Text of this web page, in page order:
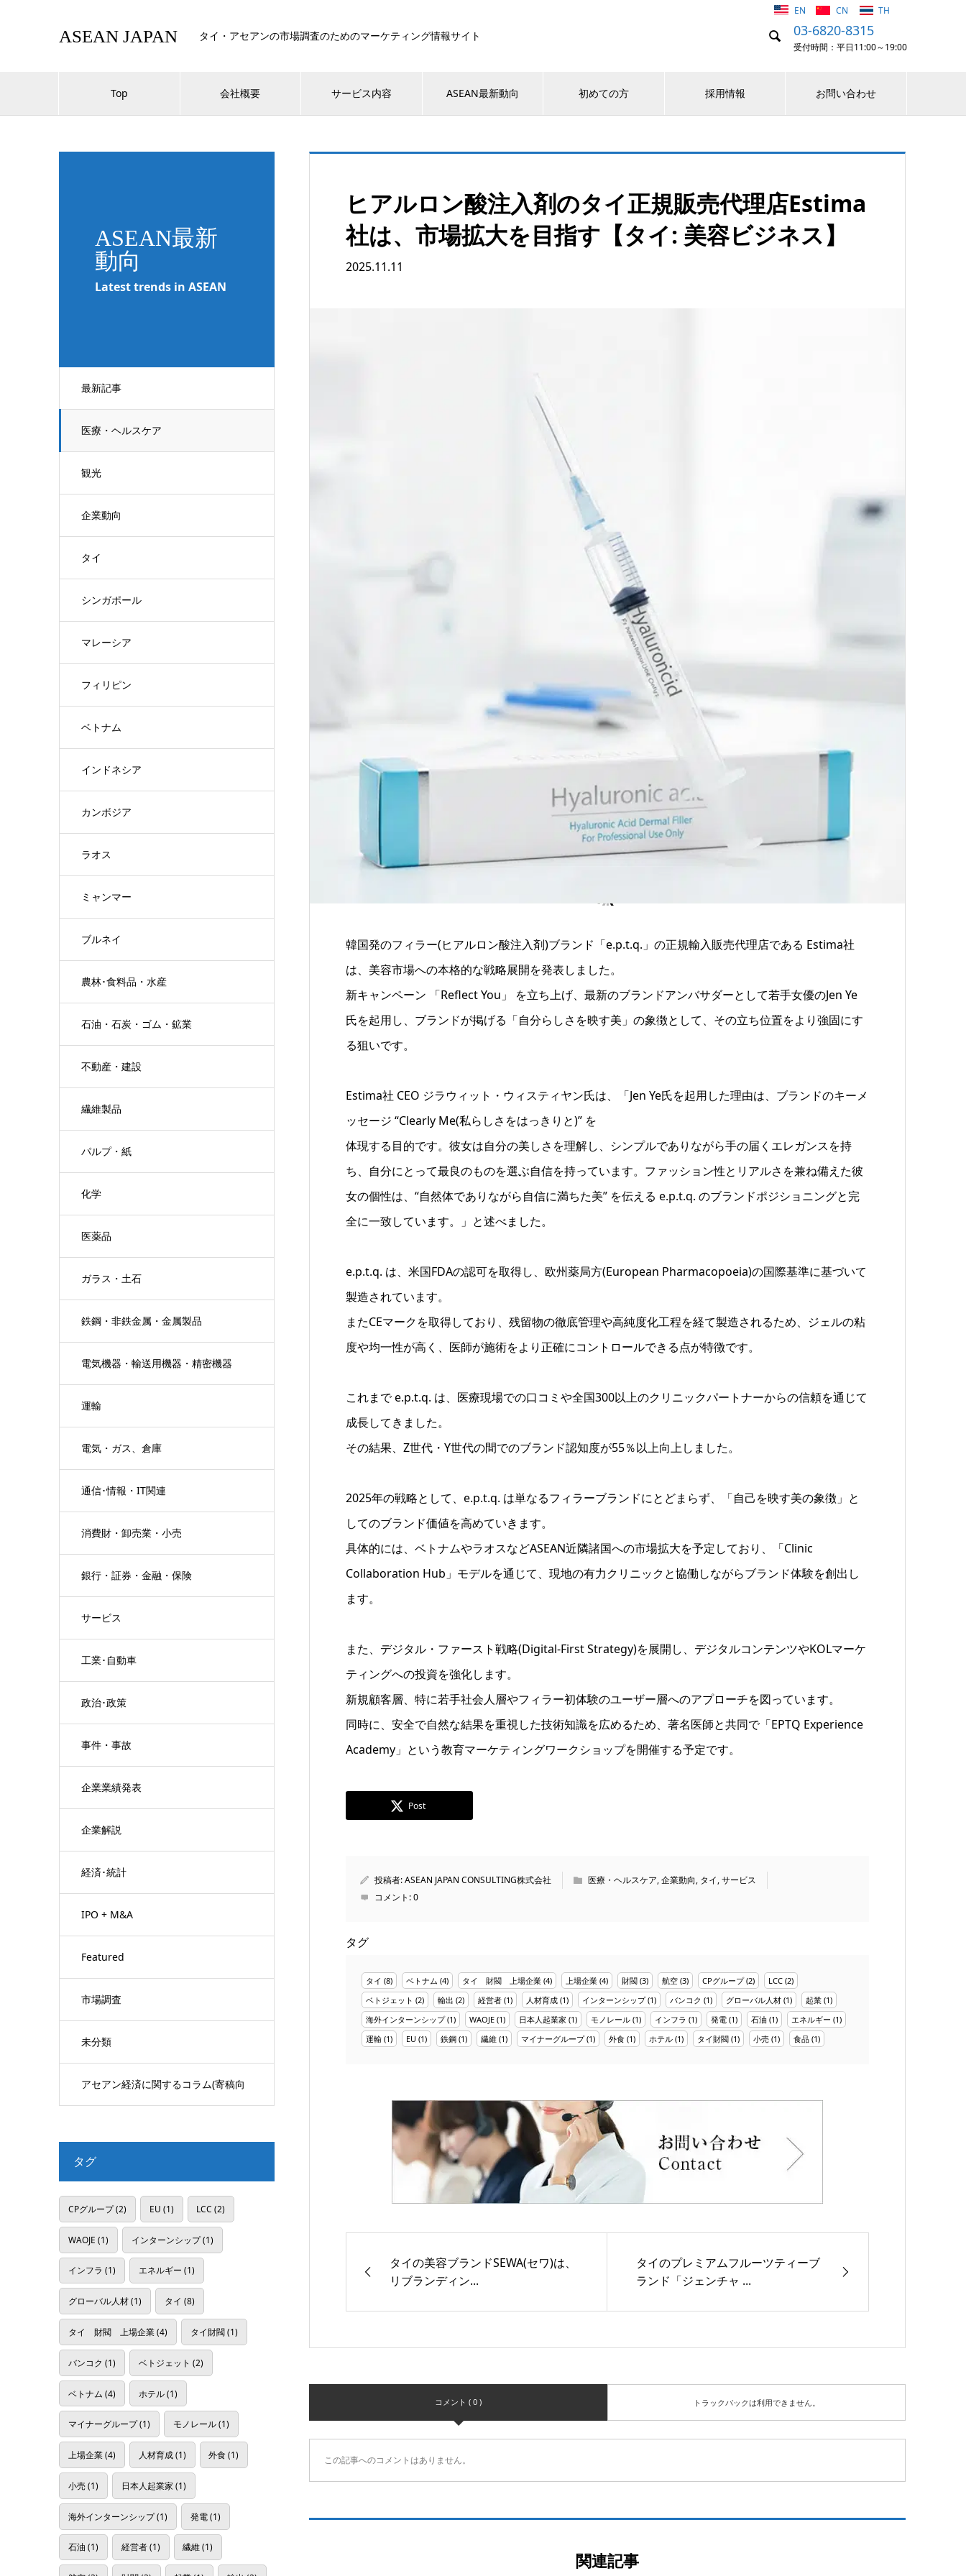
ASEAN JAPAN タイ・アセアンの市場調査のためのマーケティング情報サイト  03-6820-8315
受付時間：平日11:00～19:00
EN CN TH
Top 会社概要 サービス内容 ASEAN最新動向 初めての方 採用情報 お問い合わせ
ASEAN最新
動向
Latest trends in ASEAN
最新記事
医療・ヘルスケア
観光
企業動向
タイ
シンガポール
マレーシア
フィリピン
ベトナム
インドネシア
カンボジア
ラオス
ミャンマー
ブルネイ
農林･食料品・水産
石油・石炭・ゴム・鉱業
不動産・建設
繊維製品
パルプ・紙
化学
医薬品
ガラス・土石
鉄鋼・非鉄金属・金属製品
電気機器・輸送用機器・精密機器
運輸
電気・ガス、倉庫
通信･情報・IT関連
消費財・卸売業・小売
銀行・証券・金融・保険
サービス
工業･自動車
政治･政策
事件・事故
企業業績発表
企業解説
経済･統計
IPO + M&A
Featured
市場調査
未分類
アセアン経済に関するコラム(寄稿向
ヒアルロン酸注入剤のタイ正規販売代理店Estima
社は、市場拡大を目指す【タイ: 美容ビジネス】
2025.11.11
韓国発のフィラー(ヒアルロン酸注入剤)ブランド「e.p.t.q.」の正規輸入販売代理店である Estima社
は、美容市場への本格的な戦略展開を発表しました。
新キャンペーン 「Reflect You」 を立ち上げ、最新のブランドアンバサダーとして若手女優のJen Ye
氏を起用し、ブランドが掲げる「自分らしさを映す美」の象徴として、その立ち位置をより強固にす
る狙いです。
Estima社 CEO ジラウィット・ウィスティヤン氏は、「Jen Ye氏を起用した理由は、ブランドのキーメ
ッセージ “Clearly Me(私らしさをはっきりと)” を
体現する目的です。彼女は自分の美しさを理解し、シンプルでありながら手の届くエレガンスを持
ち、自分にとって最良のものを選ぶ自信を持っています。ファッション性とリアルさを兼ね備えた彼
女の個性は、“自然体でありながら自信に満ちた美” を伝える e.p.t.q. のブランドポジショニングと完
全に一致しています。」と述べました。
e.p.t.q. は、米国FDAの認可を取得し、欧州薬局方(European Pharmacopoeia)の国際基準に基づいて
製造されています。
またCEマークを取得しており、残留物の徹底管理や高純度化工程を経て製造されるため、ジェルの粘
度や均一性が高く、医師が施術をより正確にコントロールできる点が特徴です。
これまで e.p.t.q. は、医療現場での口コミや全国300以上のクリニックパートナーからの信頼を通じて
成長してきました。
その結果、Z世代・Y世代の間でのブランド認知度が55％以上向上しました。
2025年の戦略として、e.p.t.q. は単なるフィラーブランドにとどまらず、「自己を映す美の象徴」と
してのブランド価値を高めていきます。
具体的には、ベトナムやラオスなどASEAN近隣諸国への市場拡大を予定しており、「Clinic
Collaboration Hub」モデルを通じて、現地の有力クリニックと協働しながらブランド体験を創出し
ます。
また、デジタル・ファースト戦略(Digital-First Strategy)を展開し、デジタルコンテンツやKOLマーケ
ティングへの投資を強化します。
新規顧客層、特に若手社会人層やフィラー初体験のユーザー層へのアプローチを図っています。
同時に、安全で自然な結果を重視した技術知識を広めるため、著名医師と共同で「EPTQ Experience
Academy」という教育マーケティングワークショップを開催する予定です。
Post
投稿者:ASEAN JAPAN CONSULTING株式会社 医療・ヘルスケア,企業動向, タイ,サービス
コメント:0
タグ
タイ (8) ベトナム (4) タイ 財閥 上場企業 (4) 上場企業 (4) 財閥 (3) 航空 (3) CPグループ(2) LCC (2)
ベトジェット (2) 輸出 (2) 経営者 (1) 人材育成 (1) インターンシップ(1) バンコク (1) グローバル人材 (1) 起業 (1)
海外インターンシップ(1) WAOJE (1) 日本人起業家 (1) モノレール (1) インフラ (1) 発電 (1) 石油 (1) エネルギー (1)
運輸 (1) EU (1) 鉄鋼 (1) 繊維 (1) マイナーグループ(1) 外食 (1) ホテル (1) タイ財閥 (1) 小売 (1) 食品 (1)
タイの美容ブランドSEWA(セワ)は、
リブランディン...
タイのプレミアムフルーツティーブ
ランド「ジェンチャ ...
コメント ( 0 ) トラックバックは利用できません。
この記事へのコメントはありません。
関連記事
タグ
CPグループ(2) EU (1) LCC (2)
WAOJE (1) インターンシップ(1)
インフラ (1) エネルギー (1)
グローバル人材(1) タイ (8)
タイ 財閥 上場企業(4) タイ財閥(1)
バンコク (1) ベトジェット (2)
ベトナム (4) ホテル(1)
マイナーグループ(1) モノレール(1)
上場企業(4) 人材育成(1) 外食(1)
小売(1) 日本人起業家 (1)
海外インターンシップ(1) 発電(1)
石油 (1) 経営者(1) 繊維(1)